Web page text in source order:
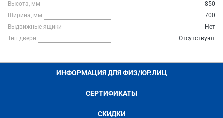
Высота, мм
850
Ширина, мм
700
Выдвижные ящики
Нет
Тип двери
Отсутствуют
ИНФОРМАЦИЯ ДЛЯ ФИЗ/ЮР.ЛИЦ
СЕРТИФИКАТЫ
СКИДКИ